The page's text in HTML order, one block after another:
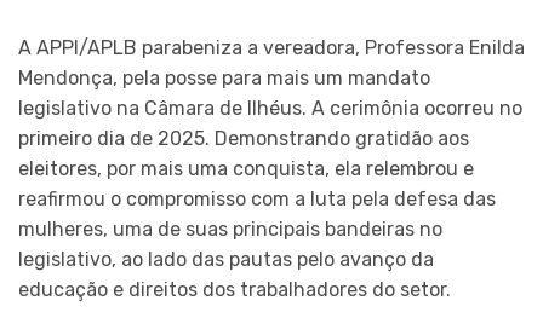
A APPI/APLB parabeniza a vereadora, Professora Enilda
Mendonça, pela posse para mais um mandato
legislativo na Câmara de Ilhéus. A cerimônia ocorreu no
primeiro dia de 2025. Demonstrando gratidão aos
eleitores, por mais uma conquista, ela relembrou e
reafirmou o compromisso com a luta pela defesa das
mulheres, uma de suas principais bandeiras no
legislativo, ao lado das pautas pelo avanço da
educação e direitos dos trabalhadores do setor.